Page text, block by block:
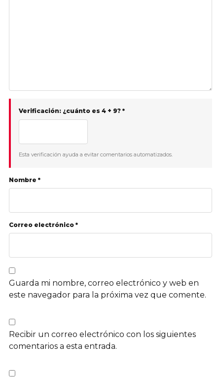
Verificación: ¿cuánto es 4 + 9? *
Esta verificación ayuda a evitar comentarios automatizados.
Nombre *
Correo electrónico *
Guarda mi nombre, correo electrónico y web en
este navegador para la próxima vez que comente.
Recibir un correo electrónico con los siguientes
comentarios a esta entrada.